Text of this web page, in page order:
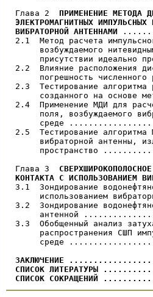
Глава 2 ПРИМЕНЕНИЕ МЕТОДА
ЭЛЕКТРОМАГНИТНЫХ
ВИБРАТОРНОЙ АНТЕННАМИ
2.1  Метод расчета
возбуждаемого
присутствии идеально
2.2  Влияние расположения
погрешность численного
2.3  Тестирование алгоритма
созданного на основе
2.4  Применение МДИ для
поля, возбуждаемого
среде
2.5  Тестирование алгоритма
вибраторной антенны,
пространство
Глава 3
КОНТАКТА С ИСПОЛЬЗОВАНИЕМ
3.1  Зондирование
использованием
3.2  Зондирование
антенной
3.3  Обобщенный анализ
распространения СШП
среде
ЗАКЛЮЧЕНИЕ
СПИСОК ЛИТЕРАТУРЫ
СПИСОК СОКРАЩЕНИЙ